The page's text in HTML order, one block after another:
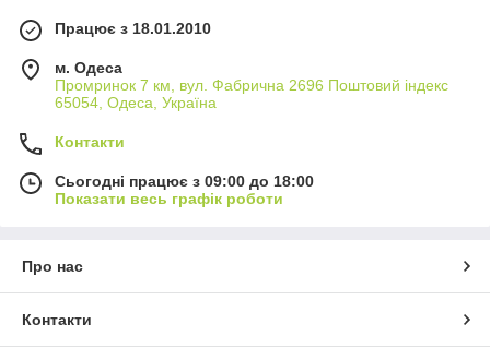
Працює з 18.01.2010
м. Одеса
Промринок 7 км, вул. Фабрична 2696 Поштовий індекс
65054, Одеса, Україна
Контакти
Сьогодні працює з 09:00 до 18:00
Показати весь графік роботи
Про нас
Контакти